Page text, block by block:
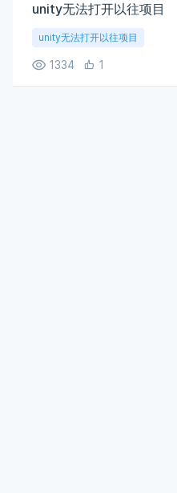
unity无法打开以往项目
unity无法打开以往项目
1334 1